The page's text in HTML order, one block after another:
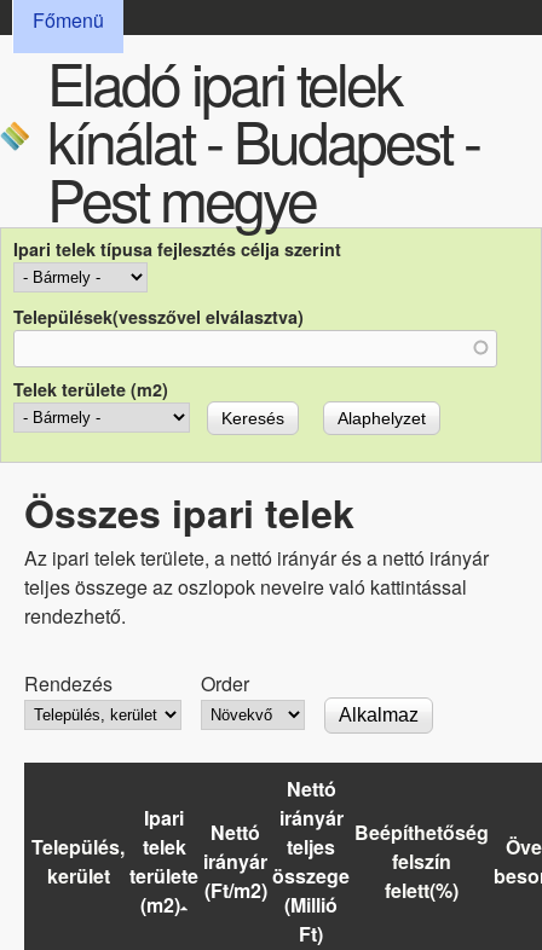
FŐMENÜ
Főmenü
Eladó ipari telek
kínálat - Budapest -
Pest megye
Ipari telek típusa fejlesztés célja szerint
Települések(vesszővel elválasztva)
Telek területe (m2)
Összes ipari telek
Az ipari telek területe, a nettó irányár és a nettó irányár
teljes összege az oszlopok neveire való kattintással
rendezhető.
Rendezés Order
Település,
kerület
Ipari
telek
területe
(m2)
Nettó
irányár
(Ft/m2)
Nettó
irányár
teljes
összege
(Millió
Ft)
Beépíthetőség
felszín
felett(%)